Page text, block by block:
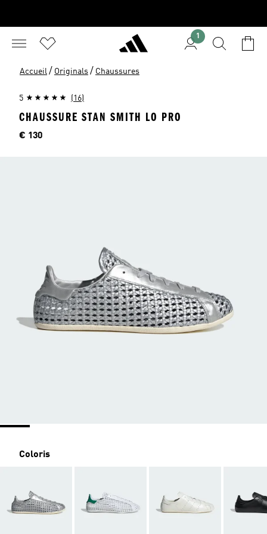
1
Accueil / Originals / Chaussures
5 (16)
CHAUSSURE STAN SMITH LO PRO
Price
€ 130
Coloris